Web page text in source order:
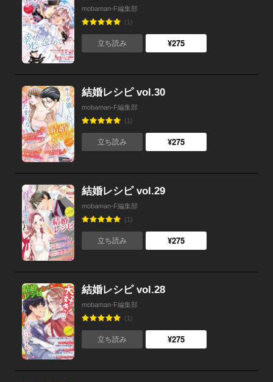
mobaman-F編集部
(1)
立ち読み ¥275
結婚レシピ vol.30
mobaman-F編集部
(1)
立ち読み ¥275
結婚レシピ vol.29
mobaman-F編集部
(1)
立ち読み ¥275
結婚レシピ vol.28
mobaman-F編集部
(1)
立ち読み ¥275